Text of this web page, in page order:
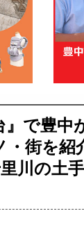
』で豊
・街を紹
川の土